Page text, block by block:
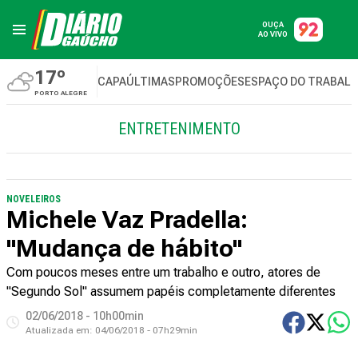
OUÇA
AO VIVO
17º
PORTO ALEGRE
CAPAÚLTIMASPROMOÇÕESESPAÇO DO
ENTRETENIMENTO
NOVELEIROS
Michele Vaz Pradella:
"Mudança de hábito"
Com poucos meses entre um trabalho e outro, atores de
"Segundo Sol" assumem papéis completamente diferentes
02/06/2018 - 10h00min
Atualizada em: 04/06/2018 - 07h29min